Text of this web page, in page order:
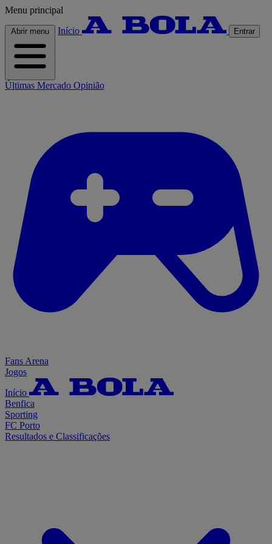
Menu principal
Abrir menu Início Entrar
Últimas Mercado Opinião
Fans Arena
Jogos
Início
Benfica
Sporting
FC Porto
Resultados e Classificações